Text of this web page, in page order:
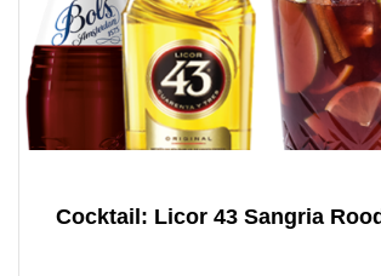
Cocktail: Licor 43 Sangria Rood